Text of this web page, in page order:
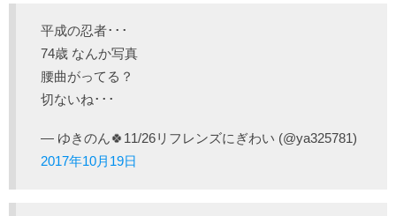
平成の忍者･･･
74歳 なんか写真
腰曲がってる？
切ないね･･･
— ゆきのん🍀11/26リフレンズにぎわい (@ya325781)
2017年10月19日